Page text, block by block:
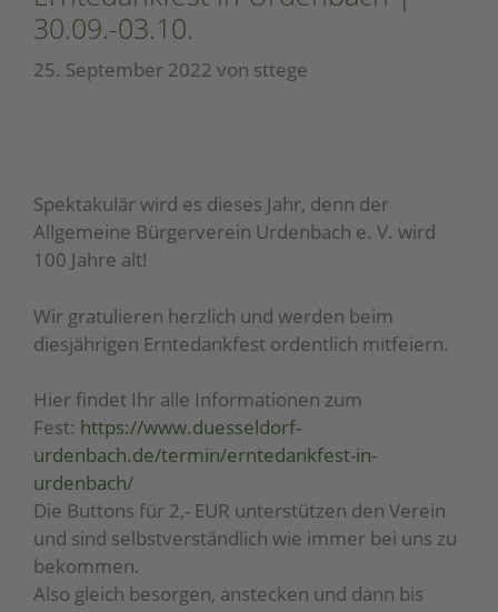
30.09.-03.10.
25. September 2022 von sttege
Spektakulär wird es dieses Jahr, denn der
Allgemeine Bürgerverein Urdenbach e. V. wird
100 Jahre alt!
Wir gratulieren herzlich und werden beim
diesjährigen Erntedankfest ordentlich mitfeiern.
Hier findet Ihr alle Informationen zum
Fest: https://www.duesseldorf-
urdenbach.de/termin/erntedankfest-in-
urdenbach/
Die Buttons für 2,- EUR unterstützen den Verein
und sind selbstverständlich wie immer bei uns zu
bekommen.
Also gleich besorgen, anstecken und dann bis